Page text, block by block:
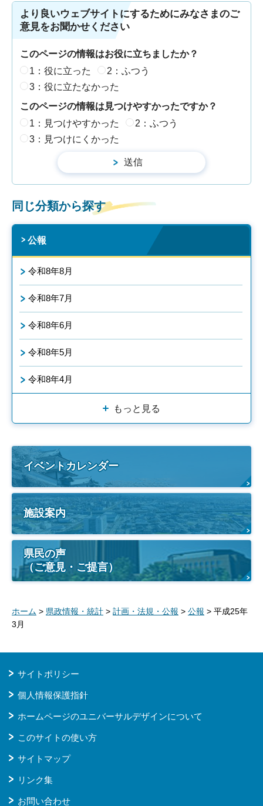
より良いウェブサイトにするためにみなさまのご
意見をお聞かせください
このページの情報はお役に立ちましたか？
1：役に立った
2：ふつう
3：役に立たなかった
このページの情報は見つけやすかったですか？
1：見つけやすかった
2：ふつう
3：見つけにくかった
同じ分類から探す
公報
令和8年8月
令和8年7月
令和8年6月
令和8年5月
令和8年4月
もっと見る
イベントカレンダー
施設案内
県民の声
（ご意見・ご提言）
ホーム > 県政情報・統計 > 計画・法規・公報 > 公報 > 平成25年
3月
サイトポリシー
個人情報保護指針
ホームページのユニバーサルデザインについて
このサイトの使い方
サイトマップ
リンク集
お問い合わせ